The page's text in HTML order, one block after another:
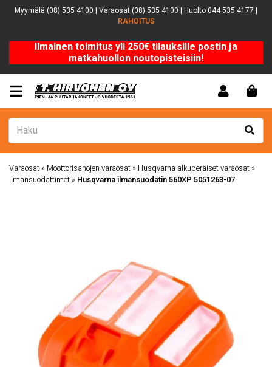
Myymälä (08) 535 4100 | Varaosat (08) 535 4100 | Huolto 044 535 4177 |
RAHOITUS
Ilmainen toimitus yli 250€ tilauksille postin ja
matkahuollon noutopisteisiin!
Varaosat » Moottorisahojen varaosat » Husqvarna alkuperäiset varaosat »
Ilmansuodattimet » Husqvarna ilmansuodatin 560XP 5051263-07